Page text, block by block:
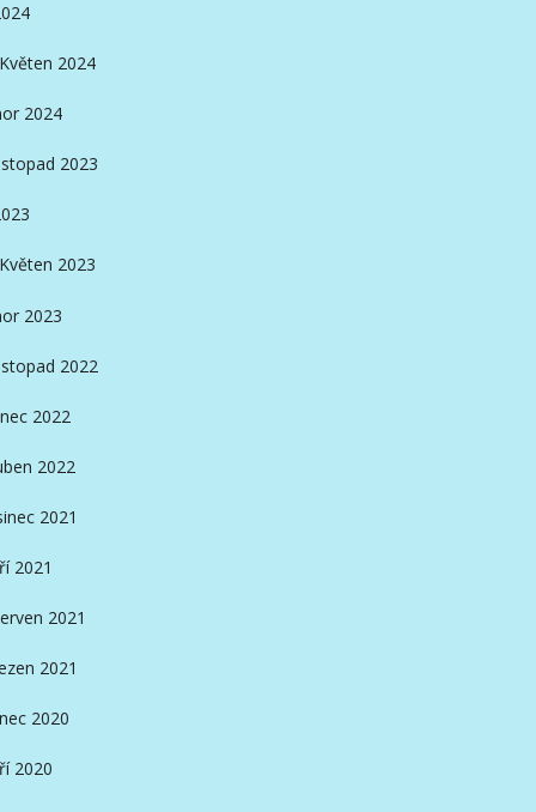
2024
2024
2023
2023
2023
2022
2022
2022
2021
2021
2021
2021
2020
2020